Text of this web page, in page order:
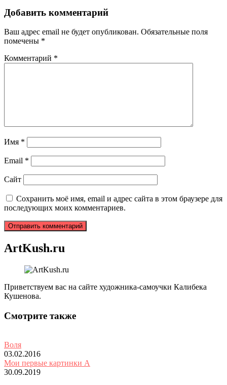
Добавить комментарий
Ваш адрес email не будет опубликован. Обязательные поля
помечены *
Комментарий *
Имя *
Email *
Сайт
Сохранить моё имя, email и адрес сайта в этом браузере для
последующих моих комментариев.
ArtKush.ru
Приветствуем вас на сайте художника-самоучки Калибека
Кушенова.
Смотрите также
Воля
03.02.2016
Мои первые картинки А
30.09.2019